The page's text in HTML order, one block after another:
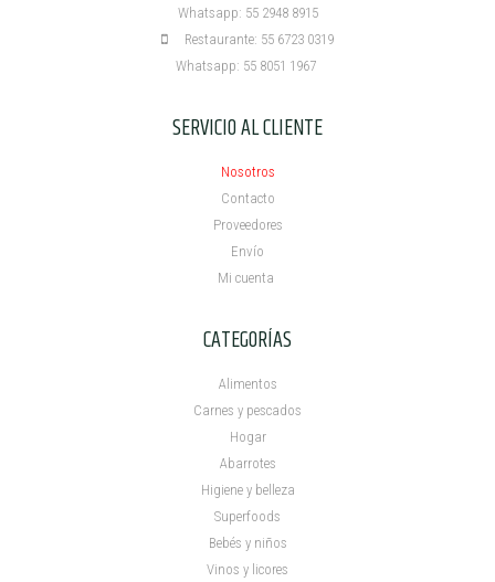
Whatsapp: 55 2948 8915
Restaurante: 55 6723 0319
Whatsapp: 55 8051 1967
SERVICIO AL CLIENTE
Nosotros
Contacto
Proveedores
Envío
Mi cuenta ​
CATEGORÍAS
Alimentos
Carnes y pescados
Hogar
Abarrotes
Higiene y belleza
Superfoods
Bebés y niños
Vinos y licores